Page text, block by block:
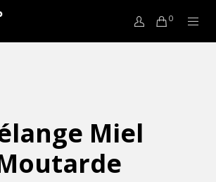
0
Miel